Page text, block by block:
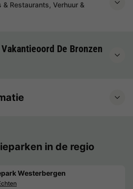
& Restaurants, Verhuur &
De Bronzen
in de regio
Westerbergen